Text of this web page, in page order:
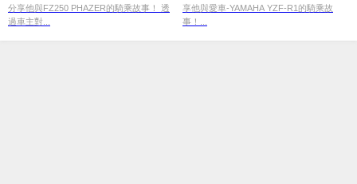
分享他與FZ250 PHAZER的騎乘故事！ 透
過車主對...
享他與愛車-YAMAHA YZF-R1的騎乘故
事！...